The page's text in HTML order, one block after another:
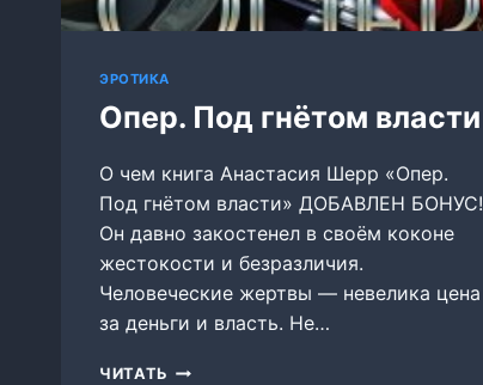
ЭРОТИКА
Опер. Под гнётом власти
О чем книга Анастасия Шерр «Опер.
Под гнётом власти» ДОБАВЛЕН БОНУС!
Он давно закостенел в своём коконе
жестокости и безразличия.
Человеческие жертвы — невелика цена
за деньги и власть. Не…
ЧИТАТЬ ОПЕР.